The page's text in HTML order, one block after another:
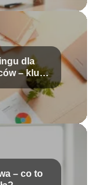
dla
– klucz
– co to